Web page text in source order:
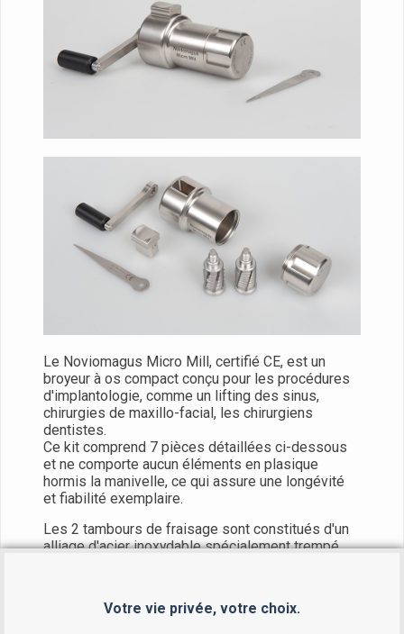
Votre vie privée, votre choix.
Le Noviomagus Micro Mill, certifié CE, est un
broyeur à os compact conçu pour les procédures
d'implantologie, comme un lifting des sinus,
chirurgies de maxillo-facial, les chirurgiens
dentistes.
Ce kit comprend 7 pièces détaillées ci-dessous
et ne comporte aucun éléments en plasique
hormis la manivelle, ce qui assure une longévité
et fiabilité exemplaire.
Les 2 tambours de fraisage sont constitués d'un
alliage d'acier inoxydable spécialement trempé,
Le broyeur Noviomagus est conçu pour fraiser